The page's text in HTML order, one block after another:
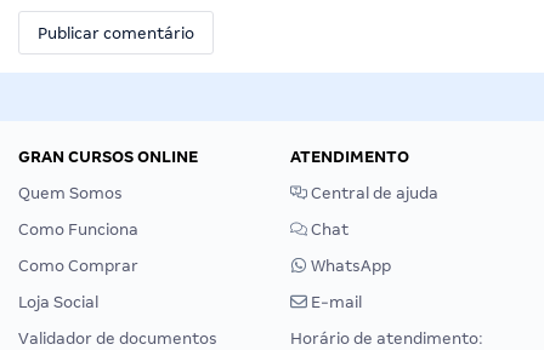
GRAN CURSOS ONLINE
Quem Somos
Como Funciona
Como Comprar
Loja Social
Validador de documentos
ATENDIMENTO
Central de ajuda
Chat
WhatsApp
E-mail
Horário de atendimento: